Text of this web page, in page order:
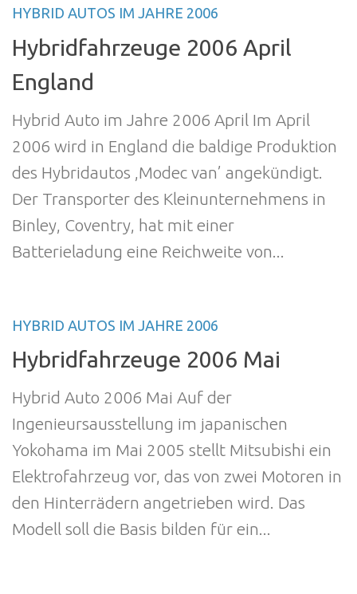
HYBRID AUTOS IM JAHRE 2006
Hybridfahrzeuge 2006 April
England
Hybrid Auto im Jahre 2006 April Im April
2006 wird in England die baldige Produktion
des Hybridautos ,Modec van’ angekündigt.
Der Transporter des Kleinunternehmens in
Binley, Coventry, hat mit einer
Batterieladung eine Reichweite von...
HYBRID AUTOS IM JAHRE 2006
Hybridfahrzeuge 2006 Mai
Hybrid Auto 2006 Mai Auf der
Ingenieursausstellung im japanischen
Yokohama im Mai 2005 stellt Mitsubishi ein
Elektrofahrzeug vor, das von zwei Motoren in
den Hinterrädern angetrieben wird. Das
Modell soll die Basis bilden für ein...